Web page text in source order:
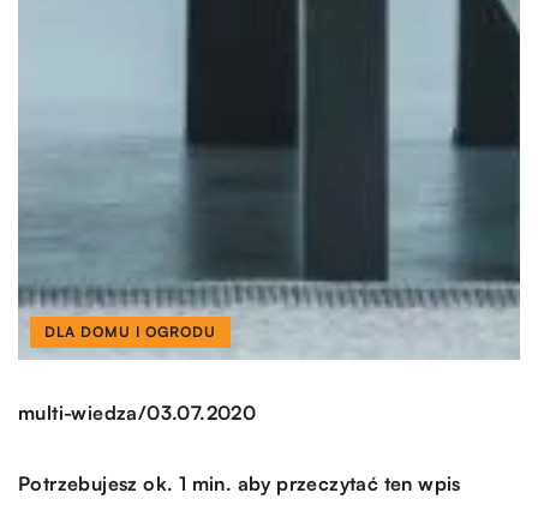
DLA DOMU I OGRODU
multi-wiedza/03.07.2020
Potrzebujesz ok. 1 min. aby przeczytać ten wpis